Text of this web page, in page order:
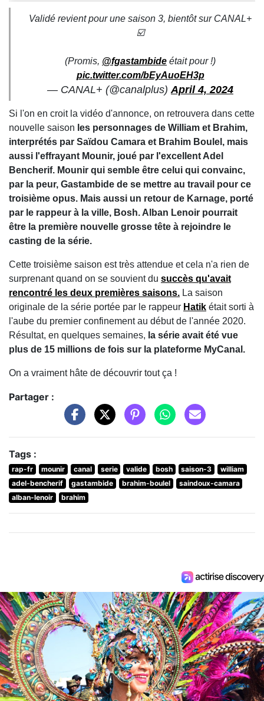
Validé revient pour une saison 3, bientôt sur CANAL+
☑️
(Promis, @fgastambide était pour !)
pic.twitter.com/bEyAuoEH3p
— CANAL+ (@canalplus)April 4, 2024
Si l'on en croit la vidéo d'annonce, on retrouvera dans cette
nouvelle saison les personnages de William et Brahim,
interprétés par Saïdou Camara et Brahim Boulel, mais
aussi l'effrayant Mounir, joué par l'excellent Adel
Bencherif. Mounir qui semble être celui qui convainc,
par la peur, Gastambide de se mettre au travail pour ce
troisième opus. Mais aussi un retour de Karnage, porté
par le rappeur à la ville, Bosh. Alban Lenoir pourrait
être la première nouvelle grosse tête à rejoindre le
casting de la série.
Cette troisième saison est très attendue et cela n'a rien de
surprenant quand on se souvient du succès qu'avait
rencontré les deux premières saisons. La saison
originale de la série portée par le rappeur Hatik était sorti à
l'aube du premier confinement au début de l'année 2020.
Résultat, en quelques semaines, la série avait été vue
plus de 15 millions de fois sur la plateforme MyCanal.
On a vraiment hâte de découvrir tout ça !
Partager :
Tags :
rap-fr mounir canal serie valide bosh saison-3
william
adel-bencherif
gastambide brahim-boulel
saindoux-camara
alban-lenoir
brahim